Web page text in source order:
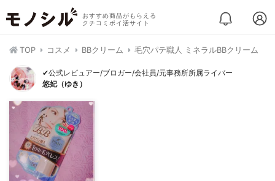
おすすめ商品がもらえる
クチコミポイ活サイト
TOP コスメ BBクリーム 毛穴パテ職人 ミネラルBBクリーム
✔公式レビュアー/ブロガー/会社員/元事務所所属ライバー
悠妃（ゆき）